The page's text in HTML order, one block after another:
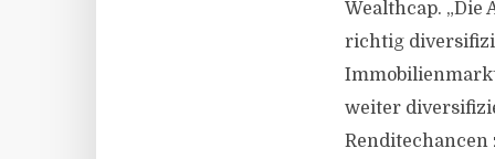
Wealthcap.
richtig
weiter
Renditechancen